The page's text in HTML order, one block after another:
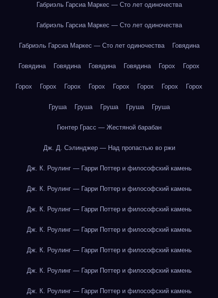
Габриэль Гарсиа Маркес — Сто лет одиночества
Габриэль Гарсиа Маркес — Сто лет одиночества
Габриэль Гарсиа Маркес — Сто лет одиночества Говядина
Говядина Говядина Говядина Говядина Горох Горох
Горох Горох Горох Горох Горох Горох Горох Горох
Груша Груша Груша Груша Груша
Гюнтер Грасс — Жестяной барабан
Дж. Д. Сэлинджер — Над пропастью во ржи
Дж. К. Роулинг — Гарри Поттер и философский камень
Дж. К. Роулинг — Гарри Поттер и философский камень
Дж. К. Роулинг — Гарри Поттер и философский камень
Дж. К. Роулинг — Гарри Поттер и философский камень
Дж. К. Роулинг — Гарри Поттер и философский камень
Дж. К. Роулинг — Гарри Поттер и философский камень
Дж. К. Роулинг — Гарри Поттер и философский камень